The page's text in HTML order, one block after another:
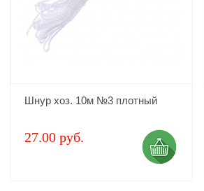
Шнур хоз. 10м №3 плотный
27.00 руб.